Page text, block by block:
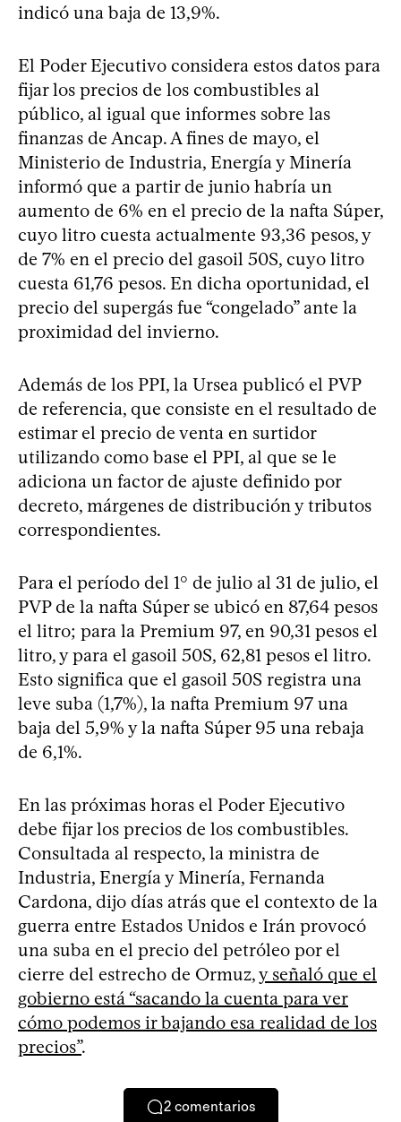
indicó una baja de 13,9%.
El Poder Ejecutivo considera estos datos para
fijar los precios de los combustibles al
público, al igual que informes sobre las
finanzas de Ancap. A fines de mayo, el
Ministerio de Industria, Energía y Minería
informó que a partir de junio habría un
aumento de 6% en el precio de la nafta Súper,
cuyo litro cuesta actualmente 93,36 pesos, y
de 7% en el precio del gasoil 50S, cuyo litro
cuesta 61,76 pesos. En dicha oportunidad, el
precio del supergás fue “congelado” ante la
proximidad del invierno.
Además de los PPI, la Ursea publicó el PVP
de referencia, que consiste en el resultado de
estimar el precio de venta en surtidor
utilizando como base el PPI, al que se le
adiciona un factor de ajuste definido por
decreto, márgenes de distribución y tributos
correspondientes.
Para el período del 1° de julio al 31 de julio, el
PVP de la nafta Súper se ubicó en 87,64 pesos
el litro; para la Premium 97, en 90,31 pesos el
litro, y para el gasoil 50S, 62,81 pesos el litro.
Esto significa que el gasoil 50S registra una
leve suba (1,7%), la nafta Premium 97 una
baja del 5,9% y la nafta Súper 95 una rebaja
de 6,1%.
En las próximas horas el Poder Ejecutivo
debe fijar los precios de los combustibles.
Consultada al respecto, la ministra de
Industria, Energía y Minería, Fernanda
Cardona, dijo días atrás que el contexto de la
guerra entre Estados Unidos e Irán provocó
una suba en el precio del petróleo por el
cierre del estrecho de Ormuz,y señaló que el
gobierno está “sacando la cuenta para ver
cómo podemos ir bajando esa realidad de los
precios”.
2 comentarios